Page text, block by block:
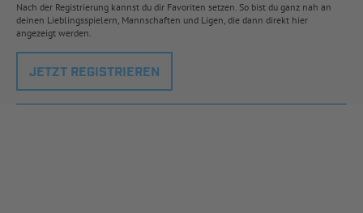
Nach der Registrierung kannst du dir Favoriten setzen. So bist du ganz nah an
deinen Lieblingsspielern, Mannschaften und Ligen, die dann direkt hier
angezeigt werden.
JETZT REGISTRIEREN